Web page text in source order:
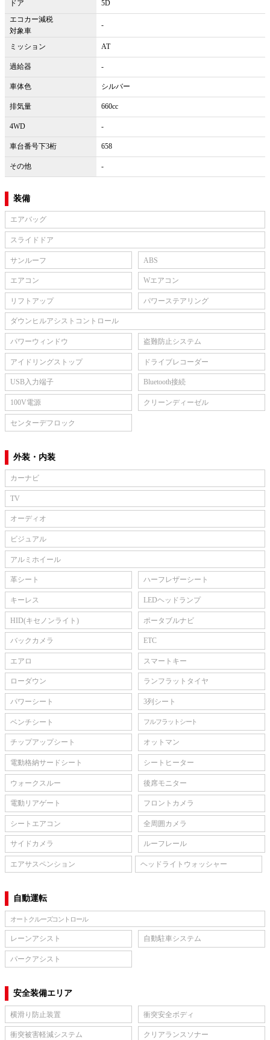
ドア
5D
エコカー減税
対象車
-
ミッション AT
過給器 -
車体色 シルバー
排気量 660cc
4WD -
車台番号下3桁 658
その他 -
装備
エアバッグ
スライドドア
サンルーフ ABS
エアコン Wエアコン
リフトアップ パワーステアリング
ダウンヒルアシストコントロール
パワーウィンドウ 盗難防止システム
アイドリングストップ ドライブレコーダー
USB入力端子 Bluetooth接続
100V電源 クリーンディーゼル
センターデフロック
外装・内装
カーナビ
TV
オーディオ
ビジュアル
アルミホイール
革シート ハーフレザーシート
キーレス LEDヘッドランプ
HID(キセノンライト) ポータブルナビ
バックカメラ ETC
エアロ スマートキー
ローダウン ランフラットタイヤ
パワーシート 3列シート
ベンチシート フルフラットシート
チップアップシート オットマン
電動格納サードシート シートヒーター
ウォークスルー 後席モニター
電動リアゲート フロントカメラ
シートエアコン 全周囲カメラ
サイドカメラ ルーフレール
エアサスペンション ヘッドライトウォッシャー
自動運転
オートクルーズコントロール
レーンアシスト 自動駐車システム
パークアシスト
安全装備エリア
横滑り防止装置 衝突安全ボディ
衝突被害軽減システム クリアランスソナー